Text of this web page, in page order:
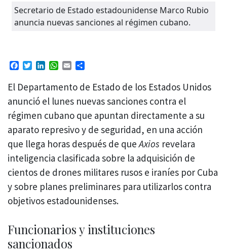
Secretario de Estado estadounidense Marco Rubio
anuncia nuevas sanciones al régimen cubano.
Facebook
TwitterLinkedIn
WhatsApp
Email
El Departamento de Estado de los Estados Unidos
anunció el lunes nuevas sanciones contra el
régimen cubano que apuntan directamente a su
aparato represivo y de seguridad, en una acción
que llega horas después de queAxios revelara
inteligencia clasificada sobre la adquisición de
cientos de drones militares rusos e iraníes por Cuba
y sobre planes preliminares para utilizarlos contra
objetivos estadounidenses.
Funcionarios y instituciones
sancionados